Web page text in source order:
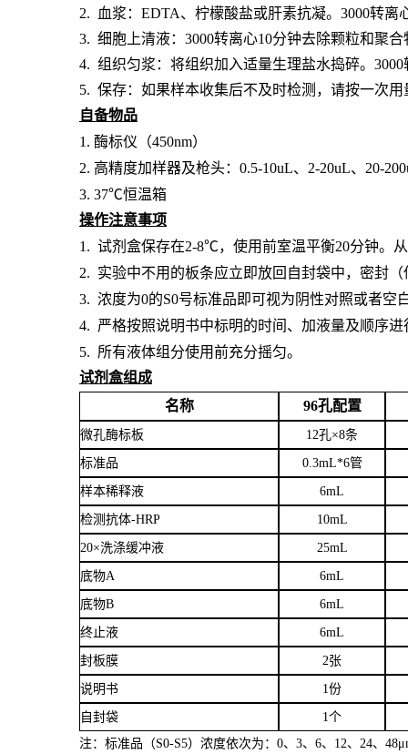
2. 血浆：EDTA、柠檬酸盐或肝素抗凝。3000转离
3. 细胞上清液：3000转离心10分钟去除颗粒和聚合
4. 组织匀浆：将组织加入适量生理盐水捣碎。
5. 保存：如果样本收集后不及时检测，请按一次
自备物品
1. 酶标仪（450nm）
2. 高精度加样器及枪头： 0.5-10uL、2-20uL、20-
3. 37℃恒温箱
操作注意事项
1. 试剂盒保存在2-8℃，使用前室温平衡20分钟。
2. 实验中不用的板条应立即放回自封袋中，密封
3. 浓度为0的S0号标准品即可视为阴性对照或者空
4. 严格按照说明书中标明的时间、加液量及顺序
5. 所有液体组分使用前充分摇匀。
试剂盒组成
名称
96孔配置
微孔酶标板 12孔×8条
标准品 0.3mL*6管
样本稀释液 6mL
检测抗体-HRP 10mL
20×洗涤缓冲液 25mL
底物A 6mL
底物B 6mL
终止液 6mL
封板膜 2张
说明书 1份
自封袋
1个
注：标准品（S0-S5）浓度依次为： 0、3、6、12、24、48μ